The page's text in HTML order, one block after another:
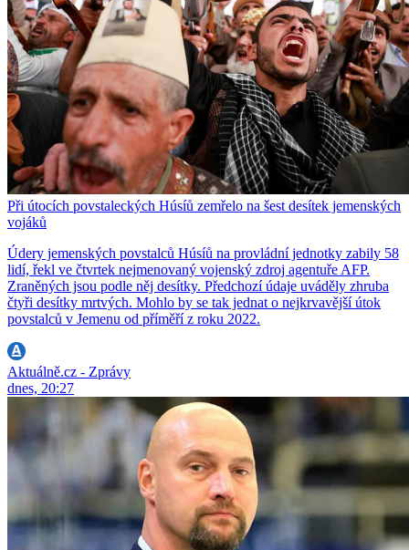
Při útocích povstaleckých Húsíů zemřelo na šest desítek jemenských
vojáků
Údery jemenských povstalců Húsíů na provládní jednotky zabily 58
lidí, řekl ve čtvrtek nejmenovaný vojenský zdroj agentuře AFP.
Zraněných jsou podle něj desítky. Předchozí údaje uváděly zhruba
čtyři desítky mrtvých. Mohlo by se tak jednat o nejkrvavější útok
povstalců v Jemenu od příměří z roku 2022.
Aktuálně.cz - Zprávy
dnes, 20:27